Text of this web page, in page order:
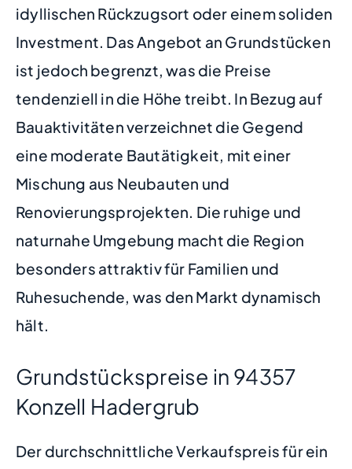
idyllischen Rückzugsort oder einem soliden
Investment. Das Angebot an Grundstücken
ist jedoch begrenzt, was die Preise
tendenziell in die Höhe treibt. In Bezug auf
Bauaktivitäten verzeichnet die Gegend
eine moderate Bautätigkeit, mit einer
Mischung aus Neubauten und
Renovierungsprojekten. Die ruhige und
naturnahe Umgebung macht die Region
besonders attraktiv für Familien und
Ruhesuchende, was den Markt dynamisch
hält.
Grundstückspreise in 94357
Konzell Hadergrub
Der durchschnittliche Verkaufspreis für ein